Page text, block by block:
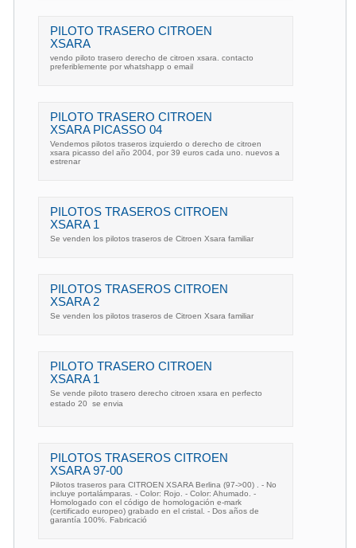
PILOTO TRASERO CITROEN
XSARA
vendo piloto trasero derecho de citroen xsara. contacto
preferiblemente por whatshapp o email
PILOTO TRASERO CITROEN
XSARA PICASSO 04
Vendemos pilotos traseros izquierdo o derecho de citroen
xsara picasso del año 2004, por 39 euros cada uno. nuevos a
estrenar
PILOTOS TRASEROS CITROEN
XSARA 1
Se venden los pilotos traseros de Citroen Xsara familiar
PILOTOS TRASEROS CITROEN
XSARA 2
Se venden los pilotos traseros de Citroen Xsara familiar
PILOTO TRASERO CITROEN
XSARA 1
Se vende piloto trasero derecho citroen xsara en perfecto
estado 20  se envia
PILOTOS TRASEROS CITROEN
XSARA 97-00
Pilotos traseros para CITROEN XSARA Berlina (97->00) . - No
incluye portalámparas. - Color: Rojo. - Color: Ahumado. -
Homologado con el código de homologación e-mark
(certificado europeo) grabado en el cristal. - Dos años de
garantía 100%. Fabricació